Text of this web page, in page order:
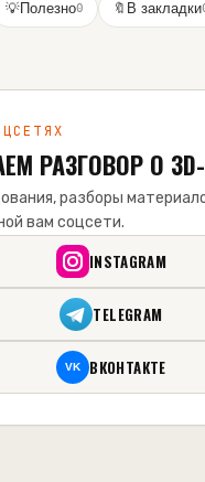
💡Полезно0 🔖 В закладки
РАЗГОВОР О
разборы
вам соцсети.
INSTAGRAM
TELEGRAM
VK ВКОНТАКТЕ